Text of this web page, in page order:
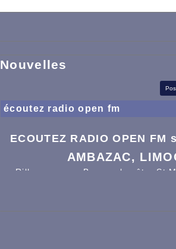
Nouvelles
écoutez radio open fm
ECOUTEZ RADIO OPEN FM
AMBAZAC,
Rilhac rancon, Bonnac la côte, St
Panazol, le Palais sur vienne,